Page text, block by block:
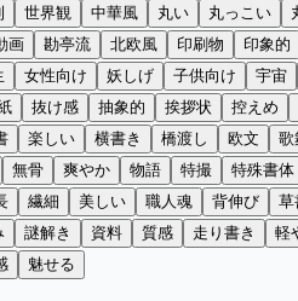
世界観 中華風 丸い 丸っこい
画 勘亭流 北欧風 印刷物 印象的
女性向け 妖しげ 子供向け 宇宙
抜け感 抽象的 挨拶状 控えめ
楽しい 横書き 橋渡し 欧文 歌
無骨 爽やか 物語 特撮 特殊書体
繊細 美しい 職人魂 背伸び 草
謎解き 資料 質感 走り書き 軽
魅せる